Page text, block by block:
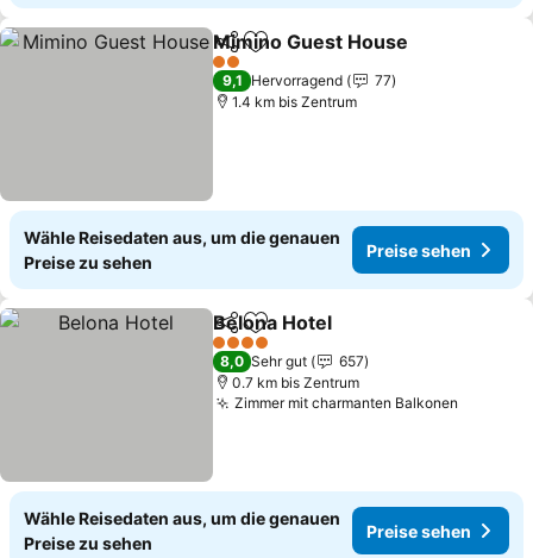
TeilenZu Favoriten hinzufügen
Mimino Guest House
2 Sterne
9,1 Hervorragend
77
1.4 km bis Zentrum
Wähle Reisedaten aus, um die genauen
Preise zu sehen
Preise sehen
TeilenZu Favoriten hinzufügen
Belona Hotel
4 Sterne
8,0 Sehr gut
657
0.7 km bis Zentrum
Zimmer mit charmanten Balkonen
Wähle Reisedaten aus, um die genauen
Preise zu sehen
Preise sehen